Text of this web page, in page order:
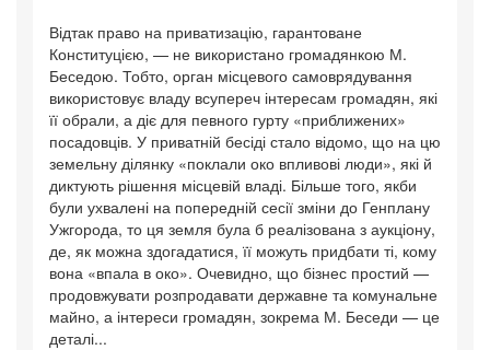
Відтак право на приватизацію, гарантоване
Конституцією, — не використано громадянкою М.
Беседою. Тобто, орган місцевого самоврядування
використовує владу всупереч інтересам громадян, які
її обрали, а діє для певного гурту «приближених»
посадовців. У приватній бесіді стало відомо, що на цю
земельну ділянку «поклали око впливові люди», які й
диктують рішення місцевій владі. Більше того, якби
були ухвалені на попередній сесії зміни до Генплану
Ужгорода, то ця земля була б реалізована з аукціону,
де, як можна здогадатися, її можуть придбати ті, кому
вона «впала в око». Очевидно, що бізнес простий —
продовжувати розпродавати державне та комунальне
майно, а інтереси громадян, зокрема М. Беседи — це
деталі...